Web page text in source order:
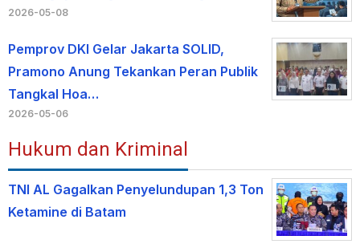
2026-05-08
Pemprov DKI Gelar Jakarta SOLID,
Pramono Anung Tekankan Peran Publik
Tangkal Hoa…
2026-05-06
Hukum dan Kriminal
TNI AL Gagalkan Penyelundupan 1,3 Ton
Ketamine di Batam